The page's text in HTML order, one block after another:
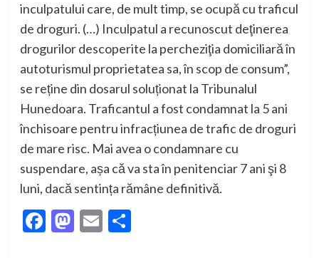
inculpatului care, de mult timp, se ocupă cu traficul
de droguri. (…) Inculpatul a recunoscut deţinerea
drogurilor descoperite la percheziţia domiciliară în
autoturismul proprietatea sa, în scop de consum”,
se reține din dosarul soluționat la Tribunalul
Hunedoara. Traficantul a fost condamnat la 5 ani
închisoare pentru infracțiunea de trafic de droguri
de mare risc. Mai avea o condamnare cu
suspendare, așa că va sta în penitenciar 7 ani şi 8
luni, dacă sentința rămâne definitivă.
Facebook
Mastodon
EmailPartajează